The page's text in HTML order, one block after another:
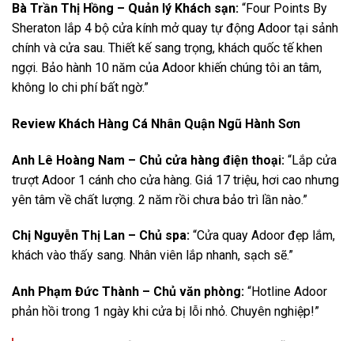
Bà Trần Thị Hồng – Quản lý Khách sạn: “Four Points By
Sheraton lắp 4 bộ cửa kính mở quay tự động Adoor tại sảnh
chính và cửa sau. Thiết kế sang trọng, khách quốc tế khen
ngợi. Bảo hành 10 năm của Adoor khiến chúng tôi an tâm,
không lo chi phí bất ngờ.”
Review Khách Hàng Cá Nhân Quận Ngũ Hành Sơn
Anh Lê Hoàng Nam – Chủ cửa hàng điện thoại: “Lắp cửa
trượt Adoor 1 cánh cho cửa hàng. Giá 17 triệu, hơi cao nhưng
yên tâm về chất lượng. 2 năm rồi chưa bảo trì lần nào.”
Chị Nguyễn Thị Lan – Chủ spa: “Cửa quay Adoor đẹp lắm,
khách vào thấy sang. Nhân viên lắp nhanh, sạch sẽ.”
Anh Phạm Đức Thành – Chủ văn phòng: “Hotline Adoor
phản hồi trong 1 ngày khi cửa bị lỗi nhỏ. Chuyên nghiệp!”